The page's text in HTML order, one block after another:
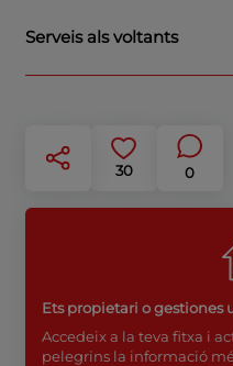
30 0
Serveis als voltants
Ets propietari o gestiones
Accedeix a la teva fitxa i
pelegrins la informació